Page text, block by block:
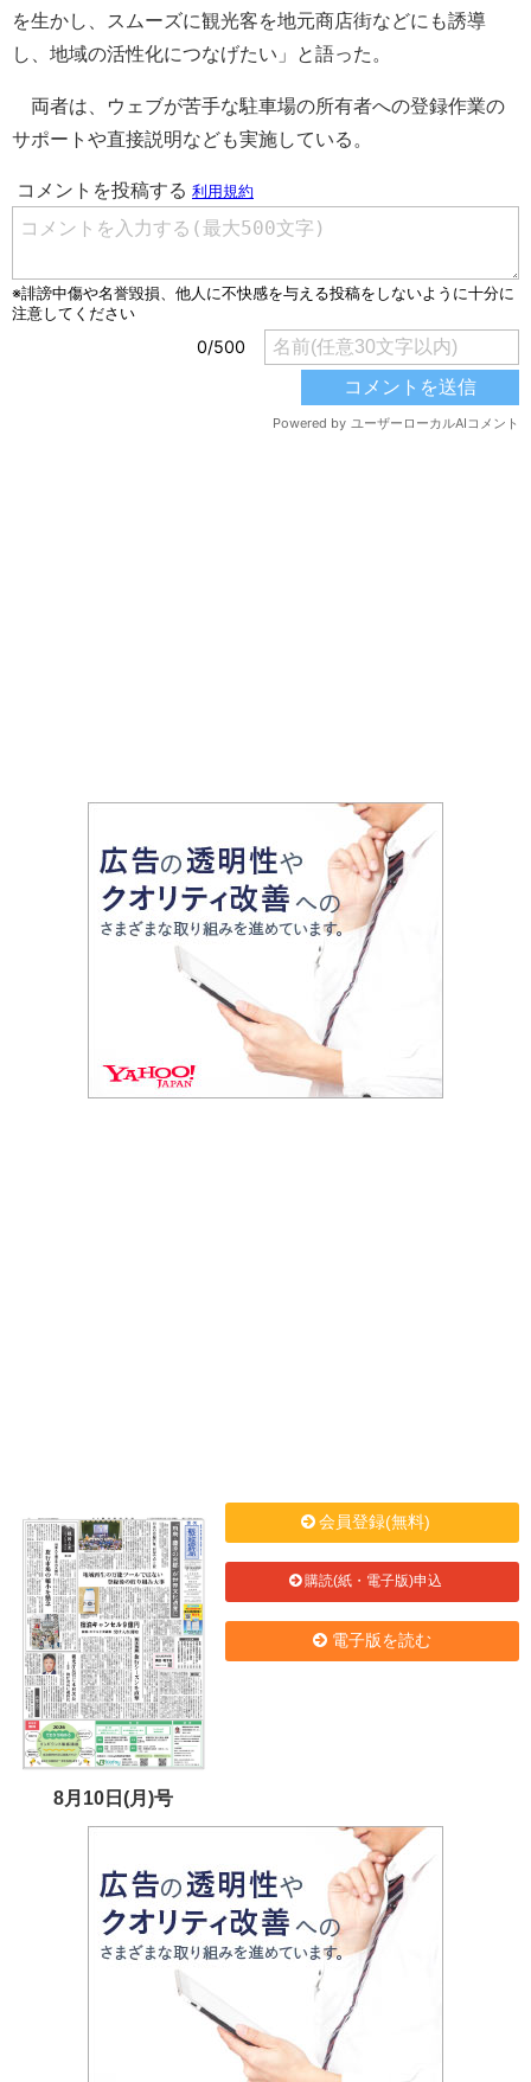
を生かし、スムーズに観光客を地元商店街などにも誘導
し、地域の活性化につなげたい」と語った。
両者は、ウェブが苦手な駐車場の所有者への登録作業の
サポートや直接説明なども実施している。
8月10日(月)号
会員登録(無料)
購読(紙・電子版)申込
電子版を読む